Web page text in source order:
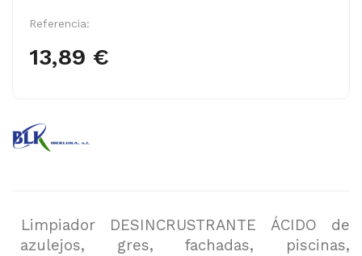
Referencia:
13,89 €
Limpiador DESINCRUSTRANTE ÁCIDO de
azulejos, gres, fachadas, piscinas,